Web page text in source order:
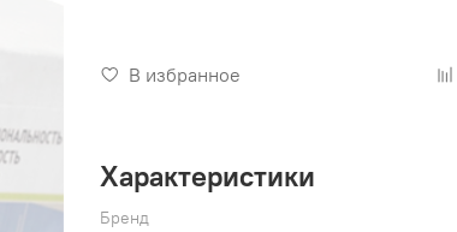
В избранное
Характеристики
Бренд